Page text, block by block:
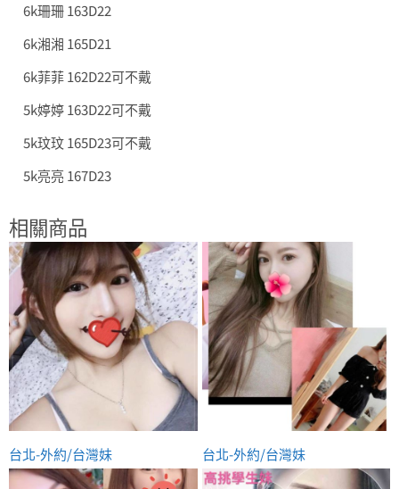
6k珊珊 163D22
6k湘湘 165D21
6k菲菲 162D22可不戴
5k婷婷 163D22可不戴
5k玟玟 165D23可不戴
5k亮亮 167D23
相關商品
台北-外約/台灣妹 台北-外約/台灣妹